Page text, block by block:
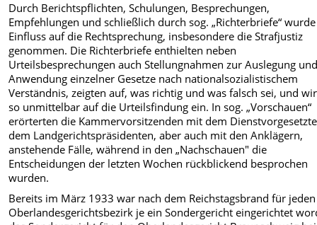
Durch Berichtspflichten, Schulungen, Besprechungen,
Empfehlungen und schließlich durch sog. „Richterbriefe“ wurde
Einfluss auf die Rechtsprechung, insbesondere die Strafjustiz
genommen. Die Richterbriefe enthielten neben
Urteilsbesprechungen auch Stellungnahmen zur Auslegung
Anwendung einzelner Gesetze nach nationalsozialistischem
Verständnis, zeigten auf, was richtig und was falsch sei, und
so unmittelbar auf die Urteilsfindung ein. In sog. „Vorschauen“
erörterten die Kammervorsitzenden mit dem
dem Landgerichtspräsidenten, aber auch mit den Anklägern,
anstehende Fälle, während in den „Nachschauen" die
Entscheidungen der letzten Wochen rückblickend besprochen
wurden.
Bereits im März 1933 war nach dem Reichstagsbrand für jeden
Oberlandesgerichtsbezirk je ein Sondergericht eingerichtet